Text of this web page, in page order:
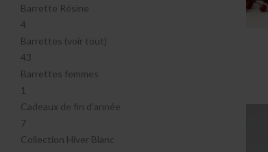
Barrette Résine
4
Barrettes (voir tout)
43
Barrettes femmes
1
Cadeaux de fin d'année
7
Collection Hiver Blanc